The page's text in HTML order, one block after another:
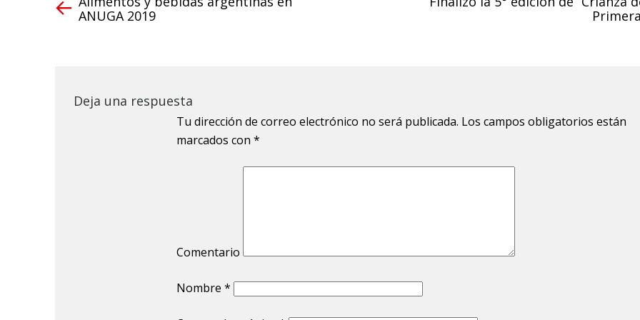
ANUGA 2019
Deja una respuesta
Tu dirección de correo electrónico no será publicada. Los campos obligatorios están
marcados con *
Comentario
Nombre *